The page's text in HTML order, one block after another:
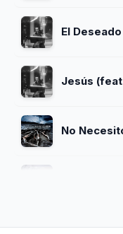
El Deseado
Jesús
No
Mi